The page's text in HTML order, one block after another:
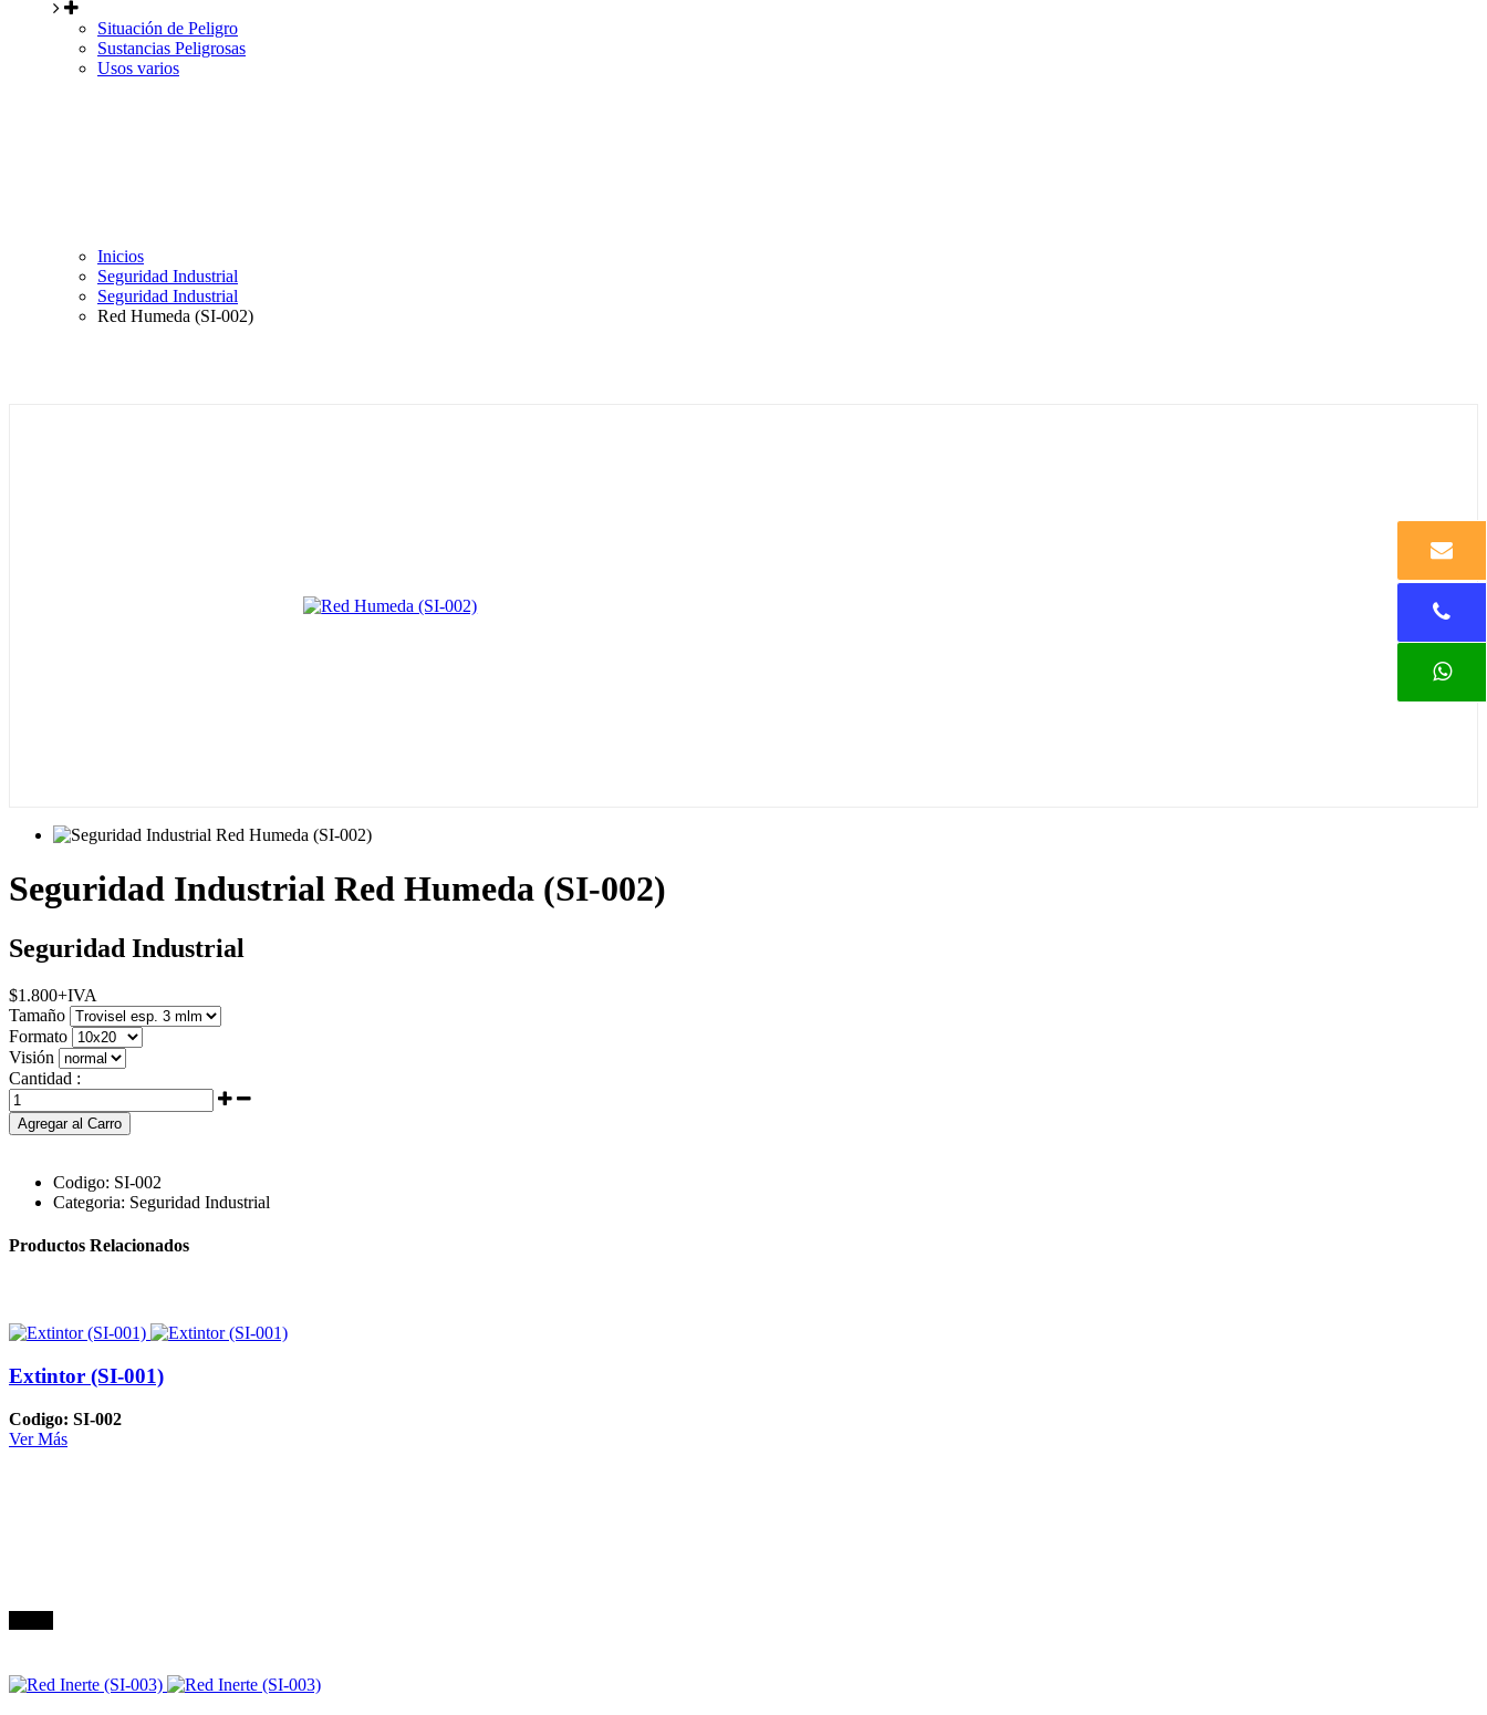
Situación de Peligro
Sustancias Peligrosas
Usos varios
Inicios
Seguridad Industrial
Seguridad Industrial
Red Humeda (SI-002)
Seguridad Industrial Red Humeda (SI-002)
Seguridad Industrial
$1.800+IVA
Tamaño
Formato
Visión
Cantidad :
Agregar al Carro
Codigo: SI-002
Categoria: Seguridad Industrial
Productos Relacionados
Extintor (SI-001)
Codigo: SI-002
Ver Más